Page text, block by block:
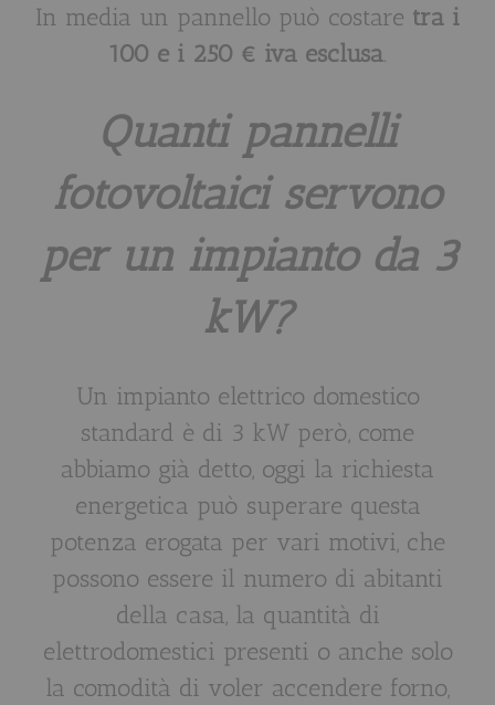
In media un pannello può costare tra i
100 e i 250 € iva esclusa.
Quanti pannelli
fotovoltaici servono
per un impianto da 3
kW?
Un impianto elettrico domestico
standard è di 3 kW però, come
abbiamo già detto, oggi la richiesta
energetica può superare questa
potenza erogata per vari motivi, che
possono essere il numero di abitanti
della casa, la quantità di
elettrodomestici presenti o anche solo
la comodità di voler accendere forno,